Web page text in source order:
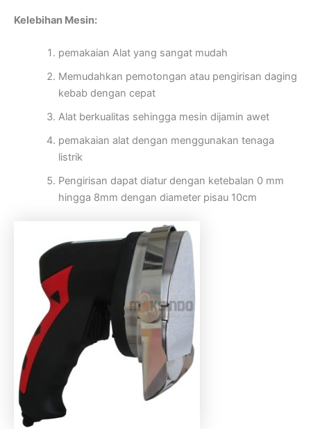
Kelebihan Mesin:
pemakaian Alat yang sangat mudah
Memudahkan pemotongan atau pengirisan daging
kebab dengan cepat
Alat berkualitas sehingga mesin dijamin awet
pemakaian alat dengan menggunakan tenaga
listrik
Pengirisan dapat diatur dengan ketebalan 0 mm
hingga 8mm dengan diameter pisau 10cm